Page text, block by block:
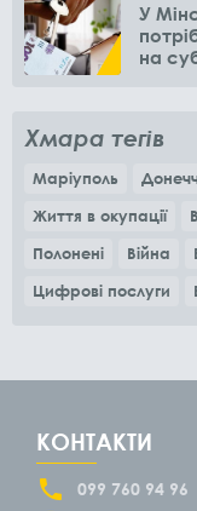
У
на
Хмара тегів
Маріуполь
Життя в окупації
Полонені
Війна
Цифрові послуги
КОНТАКТИ
099 760 94 96